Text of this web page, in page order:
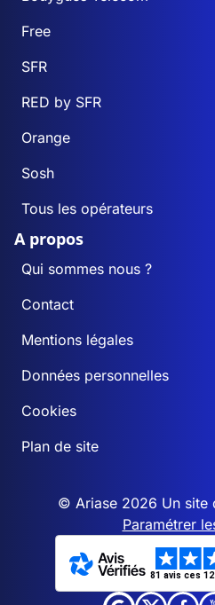
Free
SFR
RED by SFR
Orange
Sosh
Tous les opérateurs
A propos
Qui sommes nous ?
Contact
Mentions légales
Données personnelles
Cookies
Plan de site
© Ariase 2026 Un site
Paramétrer
81 avis ces